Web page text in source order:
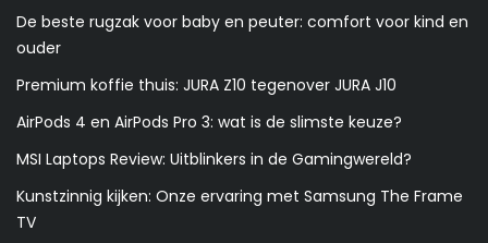
De beste rugzak voor baby en peuter: comfort voor kind en
ouder
Premium koffie thuis: JURA Z10 tegenover JURA J10
AirPods 4 en AirPods Pro 3: wat is de slimste keuze?
MSI Laptops Review: Uitblinkers in de Gamingwereld?
Kunstzinnig kijken: Onze ervaring met Samsung The Frame
TV